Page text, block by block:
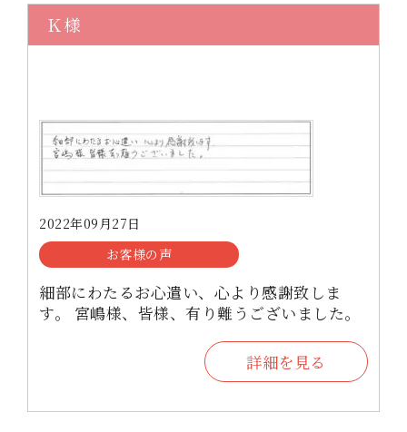
Ｋ様
2022年09月27日
お客様の声
細部にわたるお心遣い、心より感謝致しま
す。 宮嶋様、皆様、有り難うございました。
詳細を見る